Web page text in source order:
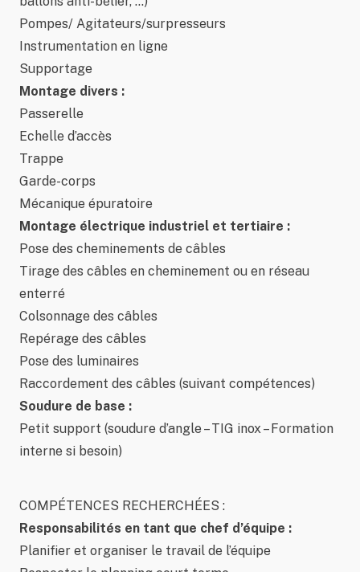
Pompes/ Agitateurs/surpresseurs
Instrumentation en ligne
Supportage
Montage divers :
Passerelle
Echelle d’accès
Trappe
Garde-corps
Mécanique épuratoire
Montage électrique industriel et tertiaire :
Pose des cheminements de câbles
Tirage des câbles en cheminement ou en réseau
enterré
Colsonnage des câbles
Repérage des câbles
Pose des luminaires
Raccordement des câbles (suivant compétences)
Soudure de base :
Petit support (soudure d’angle – TIG inox – Formation
interne si besoin)
COMPÉTENCES RECHERCHÉES :
Responsabilités en tant que chef d’équipe :
Planifier et organiser le travail de l’équipe